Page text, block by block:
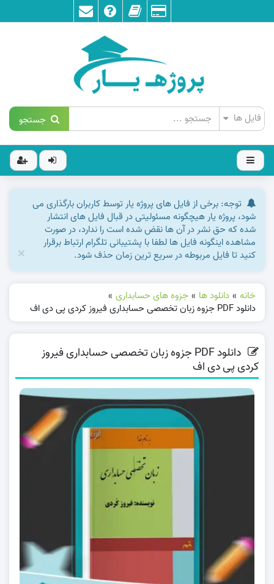
جستجو
توجه: برخی از فایل های پروژه یار توسط کاربران بارگذاری می
شود، پروژه یار هیچگونه مسئولیتی در قبال فایل های انتشار
شده که حق نشر در آن ها نقض شده است را ندارد، در صورت
مشاهده اینگونه فایل ها لطفا با پشتیبانی تلگرام ارتباط برقرار
کنید تا فایل مربوطه در سریع ترین زمان حذف شود.
×
خانه » دانلود ها » جزوه های حسابداری »
دانلود PDF جزوه زبان تخصصی حسابداری فیروز کردی پی دی اف
دانلود PDF جزوه زبان تخصصی حسابداری فیروز
کردی پی دی اف